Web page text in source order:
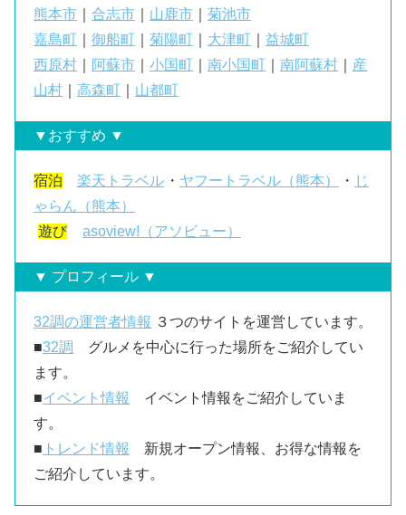
熊本市 合志市 山鹿市
菊池市
嘉島町
御船町 菊陽町 大津町
益城町
西原村
阿蘇市 小国町 南小国町 南阿蘇村
産
山村
高森町 山都町
▼おすすめ ▼
宿泊 楽天トラベル ・ ヤフートラベル（熊本） ・ じ
ゃらん（熊本）
遊び
asoview!（アソビュー）
▼ プロフィール ▼
32調の運営者情報 ３つのサイトを運営しています。
■32調
グルメを中心に行った場所をご紹介してい
ます。
■イベント情報
イベント情報をご紹介していま
す。
■ トレンド情報
新規オープン情報、お得な情報を
ご紹介しています。